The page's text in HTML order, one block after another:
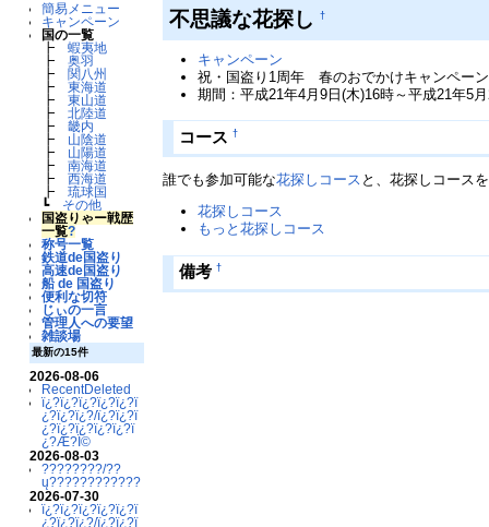
簡易メニュー
キャンペーン
国の一覧
┣蝦夷地
┣奥羽
┣ 関八州
┣東海道
┣東山道
┣北陸道
┣畿内
┣ 山陰道
┣ 山陽道
┣南海道
┣西海道
┣琉球国
┗ その他
国盗りゃー戦歴
一覧?
称号一覧
鉄道de国盗り
高速de国盗り
船 de 国盗り
便利な切符
じぃの一言
管理人への要望
雑談場
最新の15件
2026-08-06
RecentDeleted
ï¿?ï¿?ï¿?ï¿?ï¿?ï
¿?ï¿?ï¿?/ï¿?ï¿?ï
¿?ï¿?ï¿?ï¿?ï¿?ï
¿?Æ?Ï©
2026-08-03
????????/??
ų????????????
2026-07-30
ï¿?ï¿?ï¿?ï¿?ï¿?ï
¿?ï¿?ï¿?/ï¿?ï¿?ï
不思議な花探し †
キャンペーン
祝・国盗り1周年 春のおでかけキャンペー
期間：平成21年4月9日(木)16時～平成21年5
コース †
誰でも参加可能な花探しコース と、花探しコース
花探しコース
もっと花探しコース
備考 †